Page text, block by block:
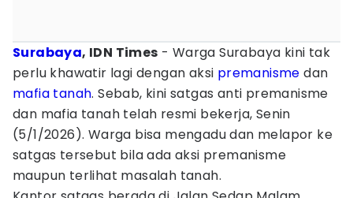
Surabaya, IDN Times - Warga Surabaya kini tak
perlu khawatir lagi dengan aksi premanisme dan
mafia tanah. Sebab, kini satgas anti premanisme
dan mafia tanah telah resmi bekerja, Senin
(5/1/2026). Warga bisa mengadu dan melapor ke
satgas tersebut bila ada aksi premanisme
maupun terlihat masalah tanah.